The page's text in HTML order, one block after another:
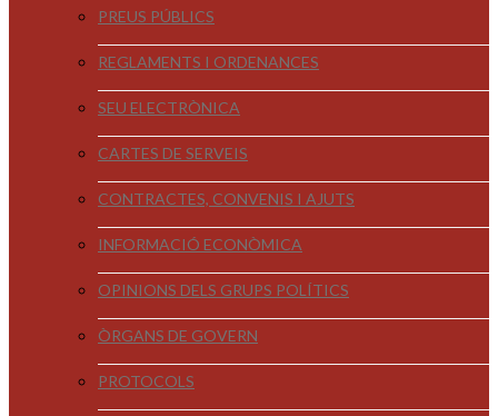
PREUS PÚBLICS
REGLAMENTS I ORDENANCES
SEU ELECTRÒNICA
CARTES DE SERVEIS
CONTRACTES, CONVENIS I AJUTS
INFORMACIÓ ECONÒMICA
OPINIONS DELS GRUPS POLÍTICS
ÒRGANS DE GOVERN
PROTOCOLS